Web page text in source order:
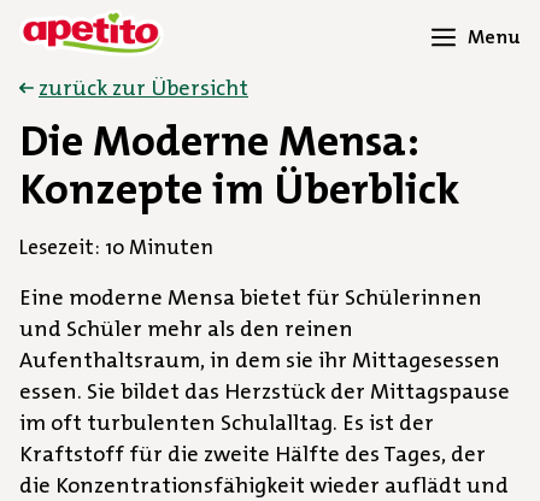
Menu
zurück zur Übersicht
Die Moderne Mensa:
Konzepte im Überblick
Lesezeit: 10 Minuten
Eine moderne Mensa bietet für Schülerinnen
und Schüler mehr als den reinen
Aufenthaltsraum, in dem sie ihr Mittagesessen
essen. Sie bildet das Herzstück der Mittagspause
im oft turbulenten Schulalltag. Es ist der
Kraftstoff für die zweite Hälfte des Tages, der
die Konzentrationsfähigkeit wieder auflädt und